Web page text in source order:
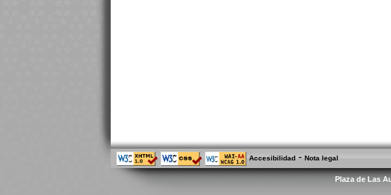
Accesibilidad - Nota legal
Plaza de Las